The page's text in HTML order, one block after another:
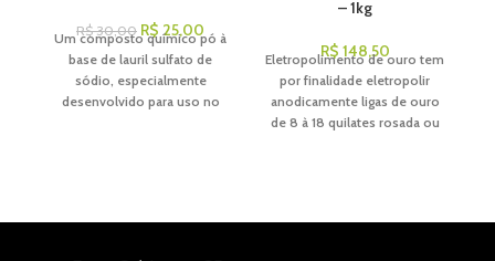
R$30,00 R$ 25,00
Um composto químico pó à
base de lauril sulfato de
sódio, especialmente
desenvolvido para uso no
sobretudo, a melhoria quanto
– 1kg
R$ 148,50
Eletropolimento de ouro tem
por finalidade eletropolir
anodicamente ligas de ouro
de 8 à 18 quilates rosada ou
ou completamente o